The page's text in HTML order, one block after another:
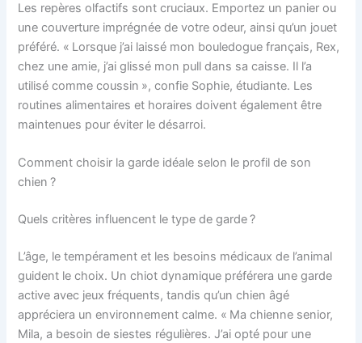
Les repères olfactifs sont cruciaux. Emportez un panier ou
une couverture imprégnée de votre odeur, ainsi qu’un jouet
préféré. « Lorsque j’ai laissé mon bouledogue français, Rex,
chez une amie, j’ai glissé mon pull dans sa caisse. Il l’a
utilisé comme coussin », confie Sophie, étudiante. Les
routines alimentaires et horaires doivent également être
maintenues pour éviter le désarroi.
Comment choisir la garde idéale selon le profil de son
chien ?
Quels critères influencent le type de garde ?
L’âge, le tempérament et les besoins médicaux de l’animal
guident le choix. Un chiot dynamique préférera une garde
active avec jeux fréquents, tandis qu’un chien âgé
appréciera un environnement calme. « Ma chienne senior,
Mila, a besoin de siestes régulières. J’ai opté pour une